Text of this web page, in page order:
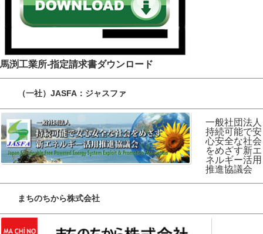
馬渕工業所-指定請求書ダウンロード
（一社）JASFA：ジャスファ
一般社団法人
持続可能で安
心安全な社会
をめざす新エ
ネルギー活用
推進協議会
まちのちから株式会社